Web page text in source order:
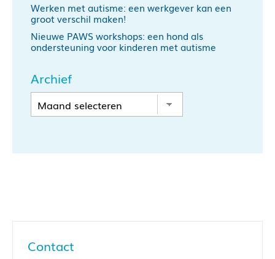
Werken met autisme: een werkgever kan een
groot verschil maken!
Nieuwe PAWS workshops: een hond als
ondersteuning voor kinderen met autisme
Archief
Contact